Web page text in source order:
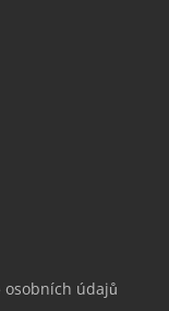
osobních údajů